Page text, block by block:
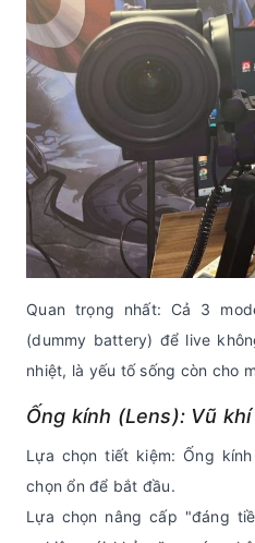
Quan trọng nhất: Cả 3
(dummy battery) để live
nhiệt, là yếu tố sống còn cho
Ống kính (Lens): Vũ
Lựa chọn tiết kiệm: Ống
chọn ổn để bắt đầu.
Lựa chọn nâng cấp "đáng